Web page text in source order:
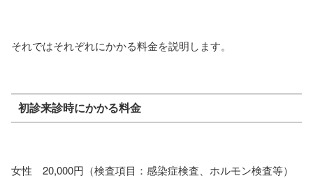
それではそれぞれにかかる料金を説明します。
初診来診時にかかる料金
女性 20,000円（検査項目：感染症検査、ホルモン検査等）